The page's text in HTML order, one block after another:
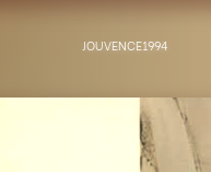
JOUVENCE1994